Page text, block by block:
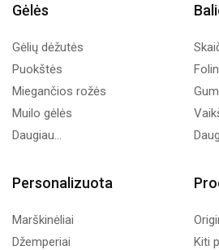
Gėlės
Gėlių dėžutės
Puokštės
Miegančios rožės
Muilo gėlės
Daugiau...
Personalizuota
Marškinėliai
Džemperiai
Kiti